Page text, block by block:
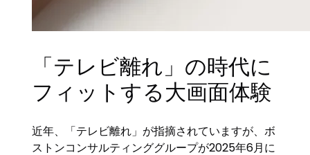
「テレビ離れ」の時代に
フィットする大画面体験
近年、「テレビ離れ」が指摘されていますが、ボ
ストンコンサルティンググループが2025年6月に